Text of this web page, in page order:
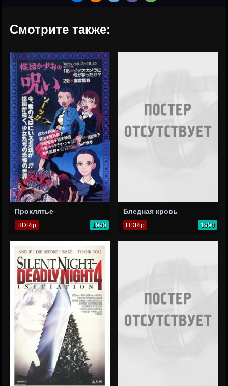
Смотрите также:
Проклятье
HDRip 1990
Бледная кровь
HDRip 1990